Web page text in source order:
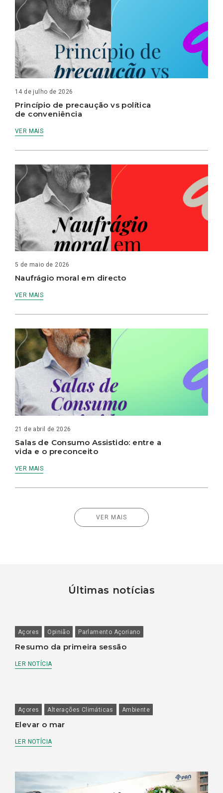
14 de julho de 2026
Princípio de precaução vs política
de conveniência
VER MAIS
5 de maio de 2026
Naufrágio moral em directo
VER MAIS
21 de abril de 2026
Salas de Consumo Assistido: entre a
vida e o preconceito
VER MAIS
VER MAIS
Últimas notícias
Açores Opinião Parlamento Açoriano
Resumo da primeira sessão
LER NOTÍCIA
Açores Alterações Climáticas Ambiente
Elevar o mar
LER NOTÍCIA